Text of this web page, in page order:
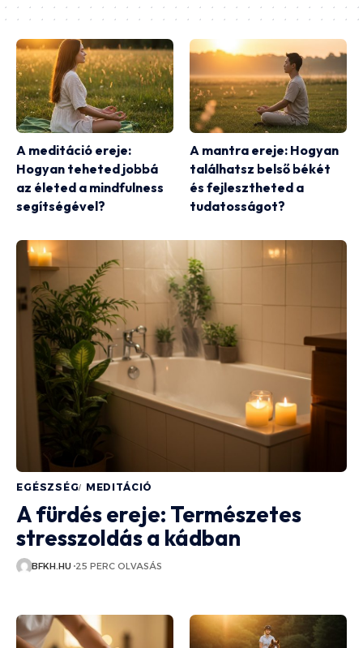
A meditáció ereje:
Hogyan teheted jobbá
az életed a mindfulness
segítségével?
A mantra ereje: Hogyan
találhatsz belső békét
és fejlesztheted a
tudatosságot?
EGÉSZSÉG MEDITÁCIÓ
A fürdés ereje: Természetes
stresszoldás a kádban
BFKH.HU 25 PERC OLVASÁS